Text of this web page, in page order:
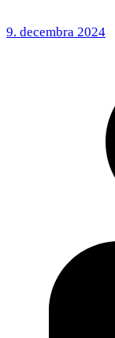
9. decembra 2024